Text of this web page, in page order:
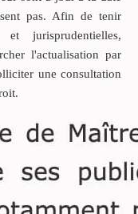
n’a pas
de lointains
Elle se
elle établit
instituant
pas. Afin de tenir
jurisprudentielles,
l'actualisation par
une consultation